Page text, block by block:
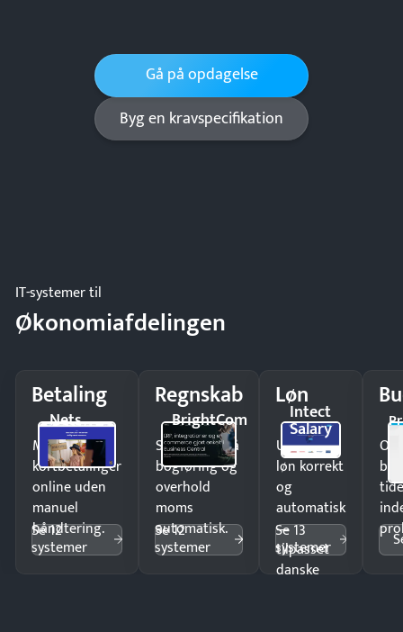
Gå på opdagelse
Byg en kravspecifikation
IT-systemer til
Økonomiafdelingen
Betaling
Nets
Modtag
kortbetalinger
online uden
manuel
håndtering.
Se 12
systemer
Regnskab
BrightCom
Spar timer på
bogføring og
overhold
moms
automatisk.
Se 12
systemer
Løn
Intect
Salary
Udbetal
løn korrekt
og
automatisk
—
tilpasset
danske
Se 13
systemer